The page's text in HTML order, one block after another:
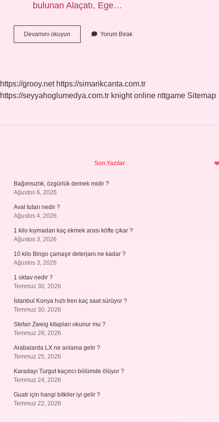
bulunan Alaçatı, Ege…
Devamını okuyun
Ile
Yorum Bırak
https://grooy.net https://simarikcanta.com.tr
https://seyyahoglumedya.com.tr knight online nttgame Sitemap
Son Yazılar
Bağımsızlık, özgürlük demek midir ?
Ağustos 6, 2026
Aval tutarı nedir ?
Ağustos 4, 2026
1 kilo kıymadan kaç ekmek arası köfte çıkar ?
Ağustos 3, 2026
10 kilo Bingo çamaşır deterjanı ne kadar ?
Ağustos 3, 2026
1 oktav nedir ?
Temmuz 30, 2026
İstanbul Konya hızlı tren kaç saat sürüyor ?
Temmuz 30, 2026
Stefan Zweig kitapları okunur mu ?
Temmuz 28, 2026
Arabalarda LX ne anlama gelir ?
Temmuz 25, 2026
Karadayı Turgut kaçıncı bölümde ölüyor ?
Temmuz 24, 2026
Guatr için hangi bitkiler iyi gelir ?
Temmuz 22, 2026